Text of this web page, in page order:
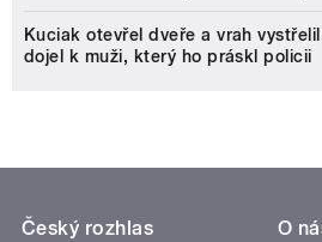
Kuciak otevřel dveře a vrah
dojel k muži, který ho práskl policii
Český rozhlas
O